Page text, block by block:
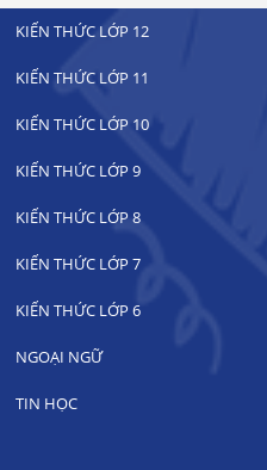
KIẾN THỨC LỚP 12
KIẾN THỨC LỚP 11
KIẾN THỨC LỚP 10
KIẾN THỨC LỚP 9
KIẾN THỨC LỚP 8
KIẾN THỨC LỚP 7
KIẾN THỨC LỚP 6
NGOẠI NGỮ
TIN HỌC